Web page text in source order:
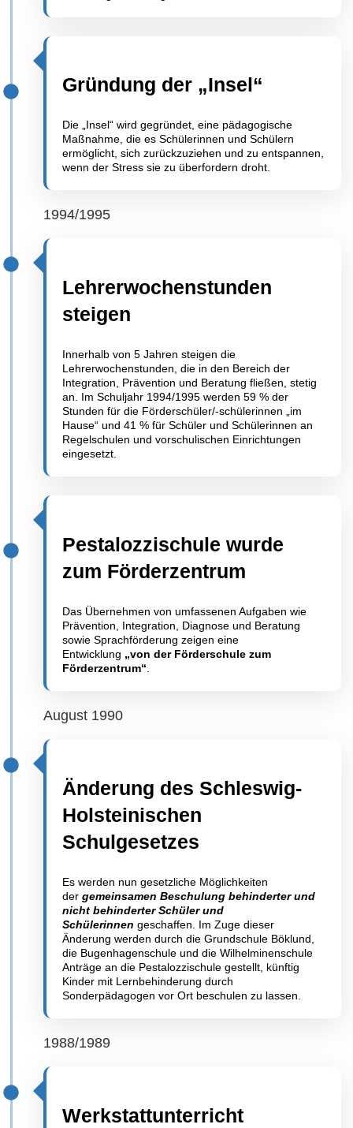
Gründung der „Insel“
Die „Insel“ wird gegründet, eine pädagogische
Maßnahme, die es Schülerinnen und Schülern
ermöglicht, sich zurückzuziehen und zu entspannen,
wenn der Stress sie zu überfordern droht.
1994/1995
Lehrerwochenstunden
steigen
Innerhalb von 5 Jahren steigen die
Lehrerwochenstunden, die in den Bereich der
Integration, Prävention und Beratung fließen, stetig
an. Im Schuljahr 1994/1995 werden 59 % der
Stunden für die Förderschüler/-schülerinnen „im
Hause“ und 41 % für Schüler und Schülerinnen an
Regelschulen und vorschulischen Einrichtungen
eingesetzt.
Pestalozzischule wurde
zum Förderzentrum
Das Übernehmen von umfassenen Aufgaben wie
Prävention, Integration, Diagnose und Beratung
sowie Sprachförderung zeigen eine
Entwicklung „von der Förderschule zum
Förderzentrum“.
August 1990
Änderung des Schleswig-
Holsteinischen
Schulgesetzes
Es werden nun gesetzliche Möglichkeiten
der gemeinsamen Beschulung behinderter und
nicht behinderter Schüler und
Schülerinnen geschaffen. Im Zuge dieser
Änderung werden durch die Grundschule Böklund,
die Bugenhagenschule und die Wilhelminenschule
Anträge an die Pestalozzischule gestellt, künftig
Kinder mit Lernbehinderung durch
Sonderpädagogen vor Ort beschulen zu lassen.
1988/1989
Werkstattunterricht